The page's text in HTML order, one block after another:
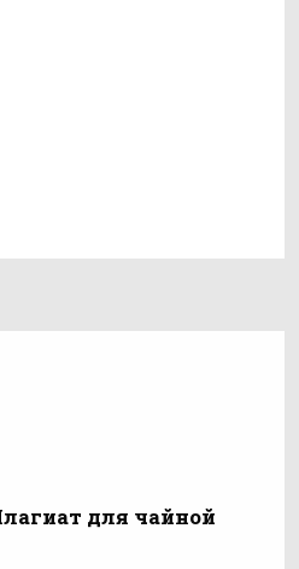
для чайной